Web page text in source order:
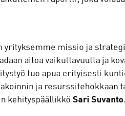
yrityksemme missio ja
aitoa vaikuttavuutta ja
tuo apua erityisesti
ja resurssitehokkaan
kehityspäällikkö Sari Suvanto.